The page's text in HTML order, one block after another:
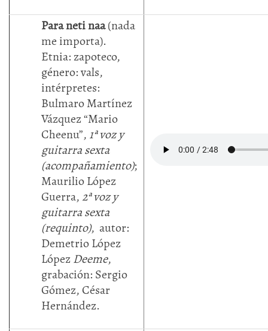
Para neti naa(nada
me importa).
Etnia: zapoteco,
género: vals,
intérpretes:
Bulmaro Martínez
Vázquez “Mario
Cheenu”, 1ª voz y
guitarra sexta
(acompañamiento);
Maurilio López
Guerra,2ª voz y
guitarra sexta
(requinto), autor:
Demetrio López
LópezDeeme,
grabación: Sergio
Gómez, César
Hernández.